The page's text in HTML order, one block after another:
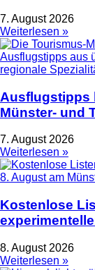
7. August 2026
Weiterlesen »
Ausflugstipps
Münster- und
7. August 2026
Weiterlesen »
Kostenlose
8. August 2026
Weiterlesen »